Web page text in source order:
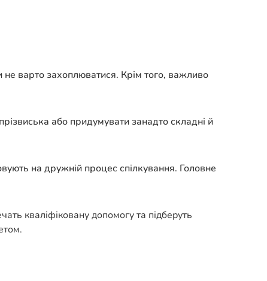
варто захоплюватися. Крім того, важливо
або придумувати занадто складні й
на дружній процес спілкування. Головне
кваліфіковану допомогу та підберуть